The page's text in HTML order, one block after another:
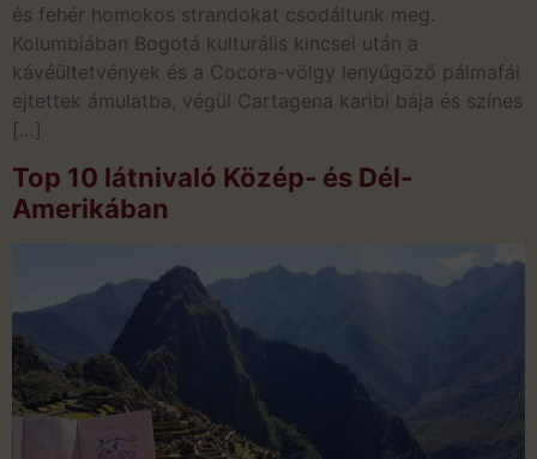
és fehér homokos strandokat csodáltunk meg.
Kolumbiában Bogotá kulturális kincsei után a
kávéültetvények és a Cocora-völgy lenyűgöző pálmafái
ejtettek ámulatba, végül Cartagena karibi bája és színes
[…]
Top 10 látnivaló Közép- és Dél-
Amerikában